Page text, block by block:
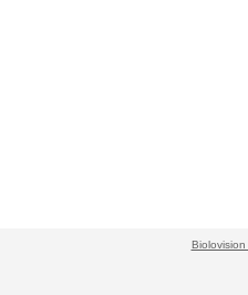
Biolovision